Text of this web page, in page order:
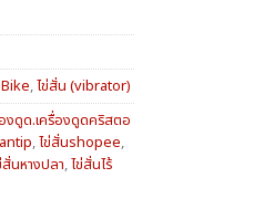
,ไข่สั่น (vibrator)
งดูด.เครื่องดูดคริสตอ
,ไข่สั่นshopee,
สั่นหางปลา,ไข่สั่นไร้